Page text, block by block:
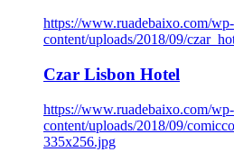
https://www.ruadebaixo.com/wp-
content/uploads/2018/09/
Czar Lisbon Hotel
https://www.ruadebaixo.com/wp-
content/uploads/2018/09/
335x256.jpg